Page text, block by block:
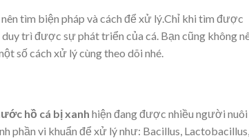
tìm biện pháp và cách để xử lý.Chỉ khi tìm được
trì được sự phát triển của cá. Bạn cũng không
số cách xử lý cùng theo dõi nhé.
hồ cá bị xanh hiện đang được nhiều người nuôi
phần vi khuẩn để xử lý như: Bacillus, Lactobacillus,